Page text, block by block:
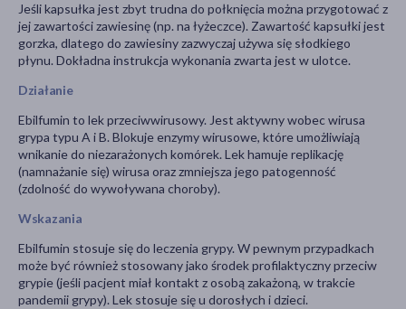
Jeśli kapsułka jest zbyt trudna do połknięcia można przygotować z
jej zawartości zawiesinę (np. na łyżeczce). Zawartość kapsułki jest
gorzka, dlatego do zawiesiny zazwyczaj używa się słodkiego
płynu. Dokładna instrukcja wykonania zwarta jest w ulotce.
Działanie
Ebilfumin to lek przeciwwirusowy. Jest aktywny wobec wirusa
grypa typu A i B. Blokuje enzymy wirusowe, które umożliwiają
wnikanie do niezarażonych komórek. Lek hamuje replikację
(namnażanie się) wirusa oraz zmniejsza jego patogenność
(zdolność do wywoływana choroby).
Wskazania
Ebilfumin stosuje się do leczenia grypy. W pewnym przypadkach
może być również stosowany jako środek profilaktyczny przeciw
grypie (jeśli pacjent miał kontakt z osobą zakażoną, w trakcie
pandemii grypy). Lek stosuje się u dorosłych i dzieci.